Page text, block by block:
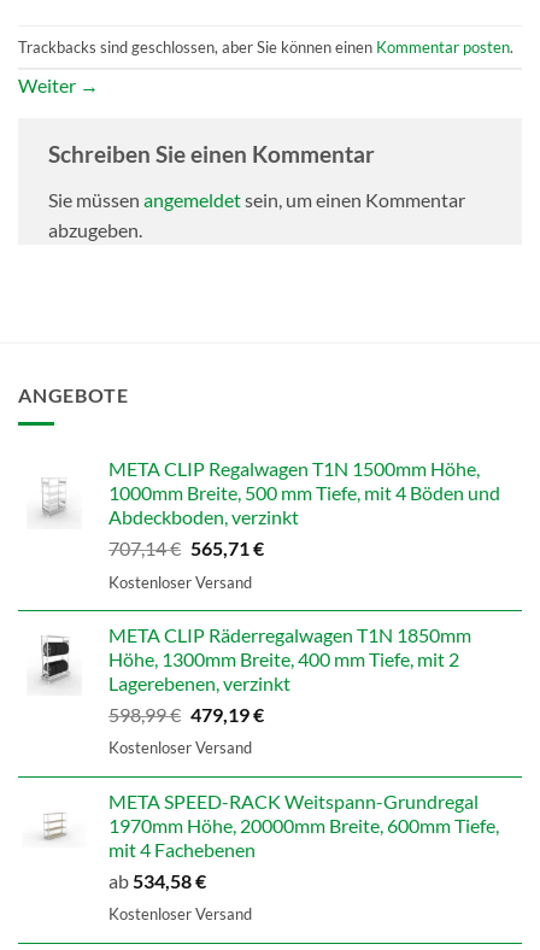
Trackbacks sind geschlossen, aber Sie können einen Kommentar posten.
Weiter →
Schreiben Sie einen Kommentar
Sie müssen angemeldetsein, um einen Kommentar
abzugeben.
ANGEBOTE
META CLIP Regalwagen T1N 1500mm Höhe,
1000mm Breite, 500 mm Tiefe, mit 4 Böden und
Abdeckboden, verzinkt
707,14€ Ursprünglicher
Preis
565,71€Aktueller
Kostenloser Versand
META CLIP Räderregalwagen T1N 1850mm
Höhe, 1300mm Breite, 400 mm Tiefe, mit 2
Lagerebenen, verzinkt
598,99€ Ursprünglicher
Preis
479,19€Aktueller
Kostenloser Versand
META SPEED-RACK Weitspann-Grundregal
1970mm Höhe, 20000mm Breite, 600mm Tiefe,
mit 4 Fachebenen
ab 534,58€
Kostenloser Versand